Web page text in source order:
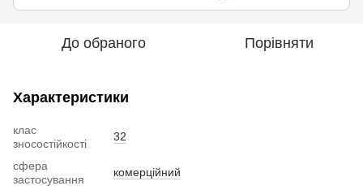
До обраного Порівняти
Характеристики
клас
зносостійкості
32
сфера
застосування
комерційний